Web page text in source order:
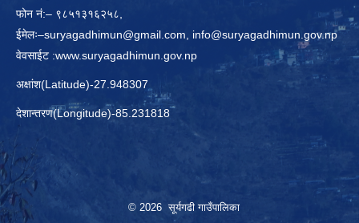
फोन नं:– ९८५१३१६२५८,
ईमेलः–suryagadhimun@gmail.com, info@suryagadhimun.gov.np
वेवसाईट :www.suryagadhimun.gov.np
अक्षांश(Latitude)-27.948307
देशान्तरण(Longitude)-85.231818
© 2026 सूर्यगढी गाउँपालिका